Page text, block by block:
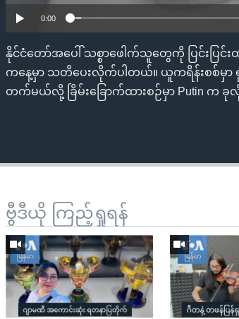
0:00
နိုင်ငံတော်အပေါ် သစ္စာဖေါက်သူတွေကို ပြင်းပြ
ကနေ့မှာ သတိပေးလိုက်ပါတယ်။ ယူကရိန်းစစ်မှာ
တက်မယ်လို့ ခြိမ်းခြောက်ထားစဉ်မှာ Putin က ခု
ဗွီဒီယို ကြည့်ရှုရန်